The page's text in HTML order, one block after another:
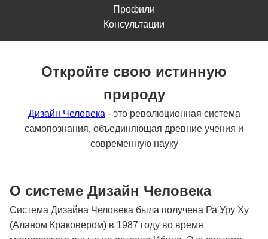
Профили
Консультации
Откройте свою истинную
природу
Дизайн Человека - это революционная система
самопознания, объединяющая древние учения и
современную науку
О системе Дизайн Человека
Система Дизайна Человека была получена Ра Уру Ху
(Аланом Краковером) в 1987 году во время